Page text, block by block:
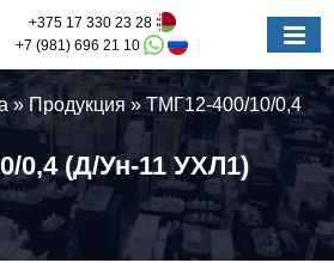
+375 17 330 23 28
+7 (981) 696 21 10
» Продукция »ТМГ12-400/10/0,4
0,4 (Д/Ун-11 УХЛ1)